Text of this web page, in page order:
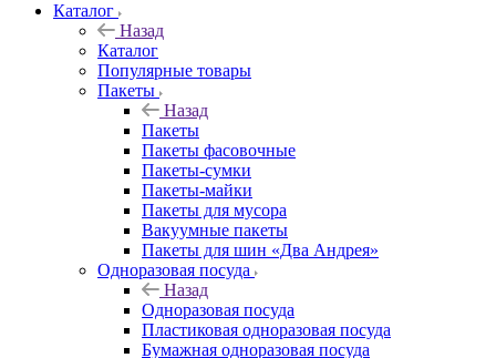
Каталог
Назад
Каталог
Популярные товары
Пакеты
Назад
Пакеты
Пакеты фасовочные
Пакеты-сумки
Пакеты-майки
Пакеты для мусора
Вакуумные пакеты
Пакеты для шин «Два Андрея»
Одноразовая посуда
Назад
Одноразовая посуда
Пластиковая одноразовая посуда
Бумажная одноразовая посуда